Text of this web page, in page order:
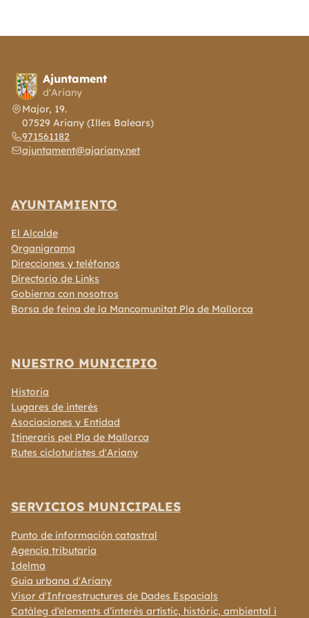
Ajuntament
d'Ariany
Major, 19.
07529 Ariany (Illes Balears)
971561182
ajuntament@ajariany.net
AYUNTAMIENTO
El Alcalde
Organigrama
Direcciones y teléfonos
Directorio de Links
Gobierna con nosotros
Borsa de feina de la Mancomunitat Pla de Mallorca
NUESTRO MUNICIPIO
Historia
Lugares de interés
Asociaciones y Entidad
Itineraris pel Pla de Mallorca
Rutes cicloturistes d'Ariany
SERVICIOS MUNICIPALES
Punto de información catastral
Agencia tributaria
Idelma
Guia urbana d'Ariany
Visor d'Infraestructures de Dades Espacials
Catàleg d’elements d’interès artístic, històric, ambiental i